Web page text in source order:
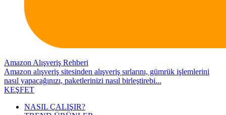
Amazon Alışveriş Rehberi
Amazon alışveriş sitesinden alışveriş sırlarını, gümrük işlemlerini
nasıl yapacağınızı, paketlerinizi nasıl birleştirebi...
KEŞFET
NASIL ÇALIŞIR?